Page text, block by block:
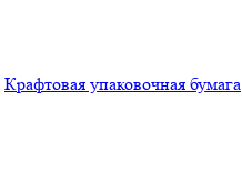
Крафтовая упаковочная бумага